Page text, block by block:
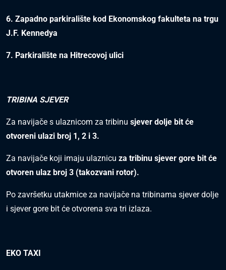
6. Zapadno parkiralište kod Ekonomskog fakulteta na trgu
J.F. Kennedya
7. Parkiralište na Hitrecovoj ulici
TRIBINA SJEVER
Za navijače s ulaznicom za tribinu sjever dolje bit će
otvoreni ulazi broj 1, 2 i 3.
Za navijače koji imaju ulaznicu za tribinu sjever gore bit će
otvoren ulaz broj 3 (takozvani rotor).
Po završetku utakmice za navijače na tribinama sjever dolje
i sjever gore bit će otvorena sva tri izlaza.
EKO TAXI